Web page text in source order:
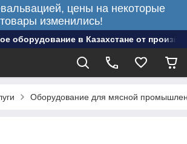
цены на некоторые
товары изменились!
оборудование в Казахстане от
Оборудование для мясной